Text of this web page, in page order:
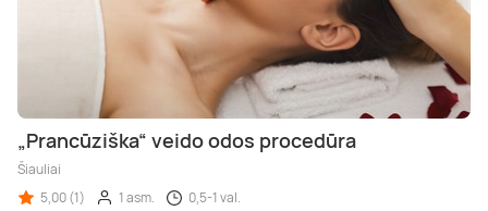
„Prancūziška“ veido odos procedūra
Šiauliai
5,00 (1)
1 asm. 0,5-1 val.